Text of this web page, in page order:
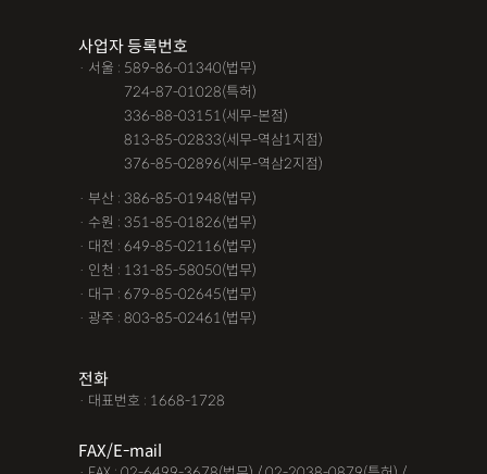
사업자 등록번호
· 서울 : 589-86-01340(법무)
724-87-01028(특허)
336-88-03151(세무-본점)
813-85-02833(세무-역삼1지점)
376-85-02896(세무-역삼2지점)
· 부산 : 386-85-01948(법무)
· 수원 : 351-85-01826(법무)
· 대전 : 649-85-02116(법무)
· 인천 : 131-85-58050(법무)
· 대구 : 679-85-02645(법무)
· 광주 : 803-85-02461(법무)
전화
· 대표번호 : 1668-1728
FAX/E-mail